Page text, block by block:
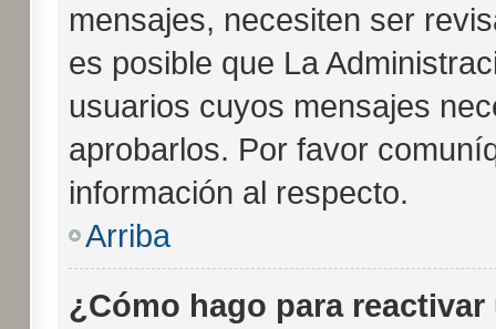
mensajes, necesiten ser
es posible que La
usuarios cuyos mensajes
aprobarlos. Por favor
información al respecto.
Arriba
¿Cómo hago para reactivar